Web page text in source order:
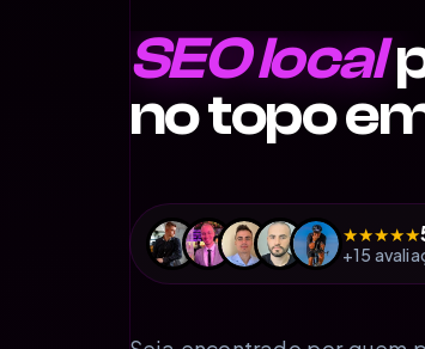
SEO local
no topo
★★★★★
+15